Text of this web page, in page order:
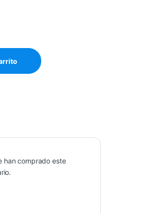
Bateria Color Blanco Y Negro cantidad
han comprado este